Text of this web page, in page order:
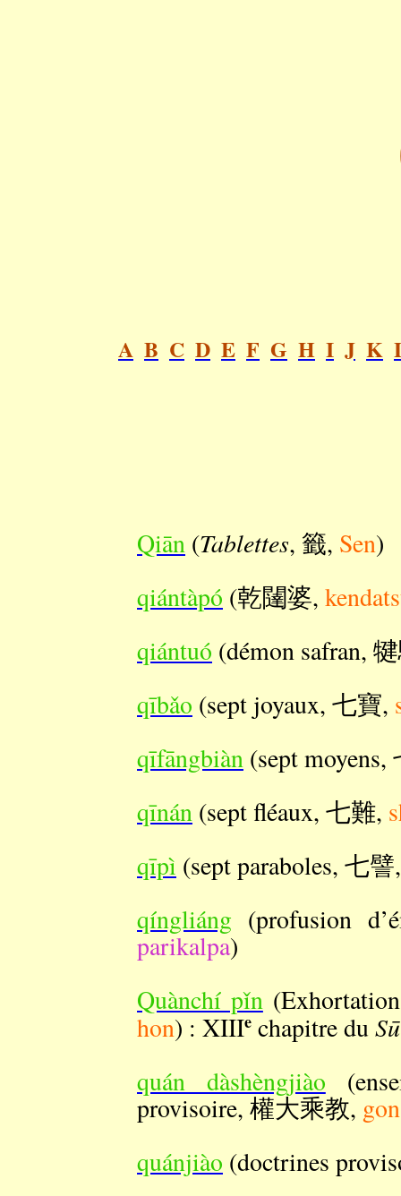
A B C D E F G H I J K
Qiān (Tablettes, 籤, Sen)
qiántàpó (乾闥婆,
qiántuó (démon safran,
qībǎo (sept joyaux, 七寶,
qīfāngbiàn (sept
qīnán (sept fléaux, 七難,
qīpì (sept paraboles, 七
qíngliáng (profusion
parikalpa)
Quànchí pǐn
hon) : XIIIe chapitre du
quán dàshèngjiào
provisoire, 權大乘教,
quánjiào (doctrines